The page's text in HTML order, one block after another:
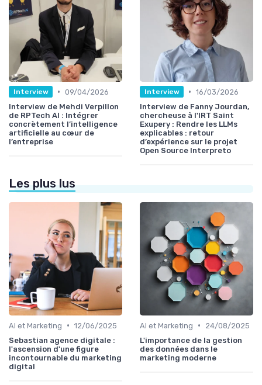
Interview • 09/04/2026
Interview de Mehdi Verpillon
de RPTech AI : Intégrer
concrètement l’intelligence
artificielle au cœur de
l’entreprise
Interview • 16/03/2026
Interview de Fanny Jourdan,
chercheuse à l'IRT Saint
Exupery : Rendre les LLMs
explicables : retour
d’expérience sur le projet
Open Source Interpreto
Les plus lus
AI et Marketing • 12/06/2025
Sebastian agence digitale :
l'ascension d'une figure
incontournable du marketing
digital
AI et Marketing •
24/08/2025
L'importance de la gestion
des données dans le
marketing moderne